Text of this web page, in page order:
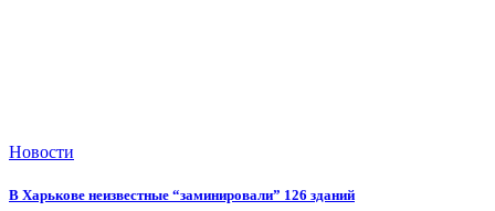
Новости
В Харькове неизвестные “заминировали” 126 зданий